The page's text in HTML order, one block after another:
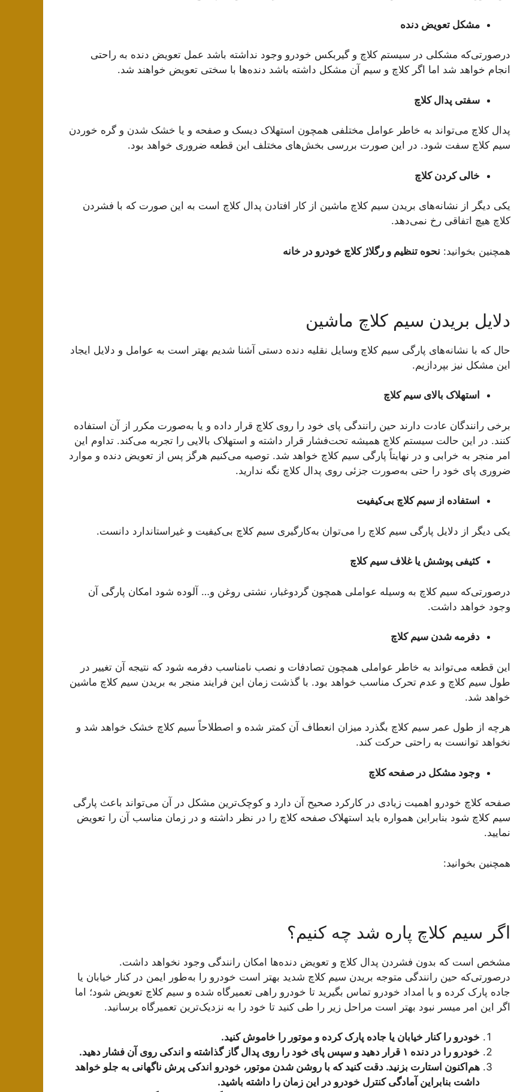
مشکل تعویض دنده
درصورتی‌که مشکلی در سیستم کلاچ و گیربکس خودرو وجود نداشته باشد عمل تعویض دنده به راحتی
انجام خواهد شد اما اگر کلاچ و سیم آن مشکل داشته باشد دنده‌ها با سختی تعویض خواهند شد.
سفتی پدال کلاچ
پدال کلاچ می‌تواند به خاطر عوامل مختلفی همچون استهلاک دیسک و صفحه و یا خشک شدن و گره خوردن
سیم کلاچ سفت شود. در این صورت بررسی بخش‌های مختلف این قطعه ضروری خواهد بود.
خالی کردن کلاچ
یکی دیگر از نشانه‌های بریدن سیم کلاچ ماشین از کار افتادن پدال کلاچ است به این صورت که با فشردن
کلاچ هیچ اتفاقی رخ نمی‌دهد.
همچنین بخوانید: نحوه تنظیم و رگلاژ کلاچ خودرو در خانه
دلایل بریدن سیم کلاچ ماشین
حال که با نشانه‌های پارگی سیم کلاچ وسایل نقلیه دنده دستی آشنا شدیم بهتر است به عوامل و دلایل ایجاد
این مشکل نیز بپردازیم.
استهلاک بالای سیم کلاچ
برخی رانندگان عادت دارند حین رانندگی پای خود را روی کلاچ قرار داده و یا به‌صورت مکرر از آن استفاده
کنند. در این حالت سیستم کلاچ همیشه تحت‌فشار قرار داشته و استهلاک بالایی را تجربه می‌کند. تداوم این
امر منجر به خرابی و در نهایتاً پارگی سیم کلاچ خواهد شد. توصیه می‌کنیم هرگز پس از تعویض دنده و موارد
ضروری پای خود را حتی به‌صورت جزئی روی پدال کلاچ نگه ندارید.
استفاده از سیم کلاچ بی‌کیفیت
یکی دیگر از دلایل پارگی سیم کلاچ را می‌توان به‌کارگیری سیم کلاچ بی‌کیفیت و غیراستاندارد دانست.
کثیفی پوشش یا غلاف سیم کلاچ
درصورتی‌که سیم کلاچ به وسیله عواملی همچون گردوغبار، نشتی روغن و… آلوده شود امکان پارگی آن
وجود خواهد داشت.
دفرمه شدن سیم کلاچ
این قطعه می‌تواند به خاطر عواملی همچون تصادفات و نصب نامناسب دفرمه شود که نتیجه آن تغییر در
طول سیم کلاچ و عدم تحرک مناسب خواهد بود. با گذشت زمان این فرایند منجر به بریدن سیم کلاچ ماشین
خواهد شد.
هرچه از طول عمر سیم کلاچ بگذرد میزان انعطاف آن کمتر شده و اصطلاحاً سیم کلاچ خشک خواهد شد و
نخواهد توانست به راحتی حرکت کند.
وجود مشکل در صفحه کلاچ
صفحه کلاچ خودرو اهمیت زیادی در کارکرد صحیح آن دارد و کوچک‌ترین مشکل در آن می‌تواند باعث پارگی
سیم کلاچ شود بنابراین همواره باید استهلاک صفحه کلاچ را در نظر داشته و در زمان مناسب آن را تعویض
نمایید.
همچنین بخوانید:
اگر سیم کلاچ پاره شد چه کنیم؟
مشخص است که بدون فشردن پدال کلاچ و تعویض دنده‌ها امکان رانندگی وجود نخواهد داشت.
درصورتی‌که حین رانندگی متوجه بریدن سیم کلاچ شدید بهتر است خودرو را به‌طور ایمن در کنار خیابان یا
جاده پارک کرده و با امداد خودرو تماس بگیرید تا خودرو راهی تعمیرگاه شده و سیم کلاچ تعویض شود؛ اما
اگر این امر میسر نبود بهتر است مراحل زیر را طی کنید تا خود را به نزدیک‌ترین تعمیرگاه برسانید.
خودرو را کنار خیابان یا جاده پارک کرده و موتور را خاموش کنید.
خودرو را در دنده ۱ قرار دهید و سپس پای خود را روی پدال گاز گذاشته و اندکی روی آن فشار دهید.
هم‌اکنون استارت بزنید. دقت کنید که با روشن شدن موتور، خودرو اندکی پرش ناگهانی به جلو خواهد
داشت بنابراین آمادگی کنترل خودرو در این زمان را داشته باشید.